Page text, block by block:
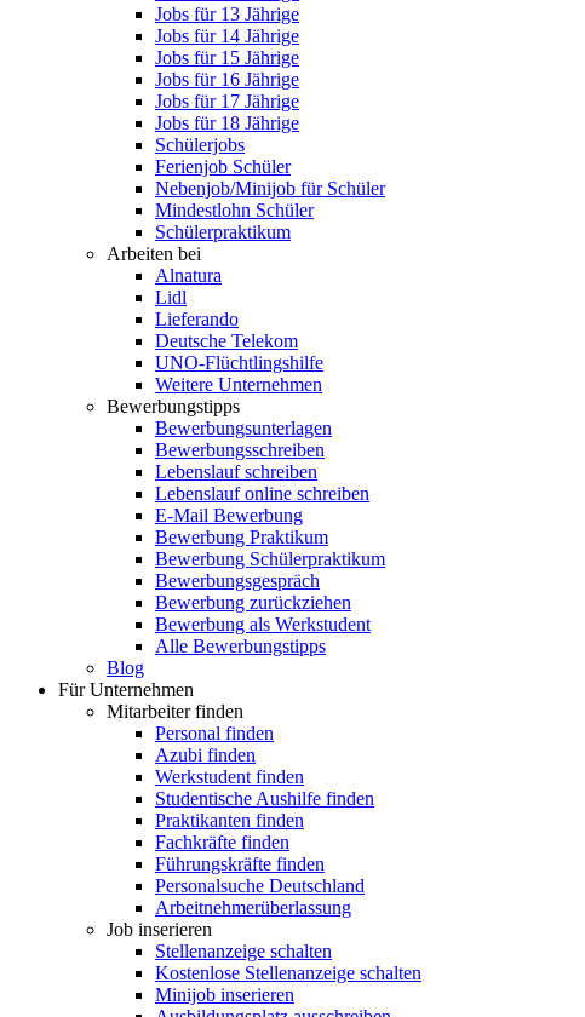
Jobs für 13 Jährige
Jobs für 14 Jährige
Jobs für 15 Jährige
Jobs für 16 Jährige
Jobs für 17 Jährige
Jobs für 18 Jährige
Schülerjobs
Ferienjob Schüler
Nebenjob/Minijob für Schüler
Mindestlohn Schüler
Schülerpraktikum
Arbeiten bei
Alnatura
Lidl
Lieferando
Deutsche Telekom
UNO-Flüchtlingshilfe
Weitere Unternehmen
Bewerbungstipps
Bewerbungsunterlagen
Bewerbungsschreiben
Lebenslauf schreiben
Lebenslauf online schreiben
E-Mail Bewerbung
Bewerbung Praktikum
Bewerbung Schülerpraktikum
Bewerbungsgespräch
Bewerbung zurückziehen
Bewerbung als Werkstudent
Alle Bewerbungstipps
Blog
Für Unternehmen
Mitarbeiter finden
Personal finden
Azubi finden
Werkstudent finden
Studentische Aushilfe finden
Praktikanten finden
Fachkräfte finden
Führungskräfte finden
Personalsuche Deutschland
Arbeitnehmerüberlassung
Job inserieren
Stellenanzeige schalten
Kostenlose Stellenanzeige schalten
Minijob inserieren